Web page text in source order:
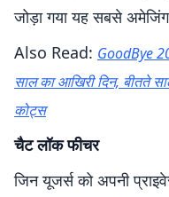
जोड़ा गया यह सबसे
Also Read: GoodBye
साल का आखिरी दिन, बीतते
कोट्स
चैट लॉक फीचर
जिन यूजर्स को अपनी